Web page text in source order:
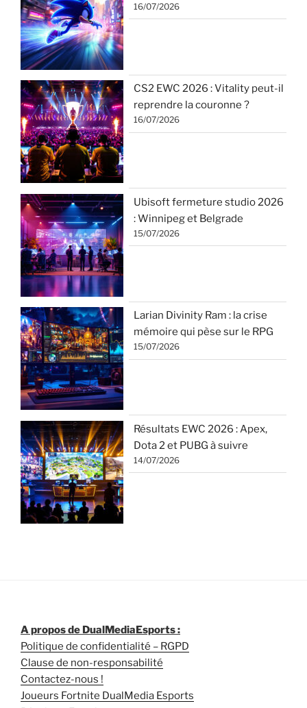
16/07/2026
CS2 EWC 2026 : Vitality peut-il
reprendre la couronne ?
16/07/2026
Ubisoft fermeture studio 2026
: Winnipeg et Belgrade
15/07/2026
Larian Divinity Ram : la crise
mémoire qui pèse sur le RPG
15/07/2026
Résultats EWC 2026 : Apex,
Dota 2 et PUBG à suivre
14/07/2026
A propos de DualMediaEsports :
Politique de confidentialité – RGPD
Clause de non-responsabilité
Contactez-nous !
Joueurs Fortnite DualMedia Esports